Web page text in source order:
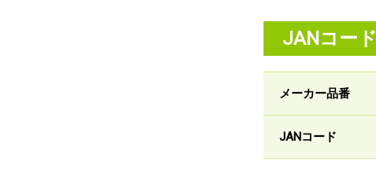
JANコード
メーカー品番
JANコード